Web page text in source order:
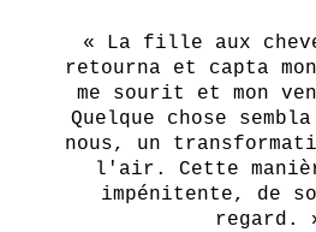
« La fille aux
retourna et capta
me sourit et mon
Quelque chose
nous, un
l'air. Cette
impénitente, de
regard.